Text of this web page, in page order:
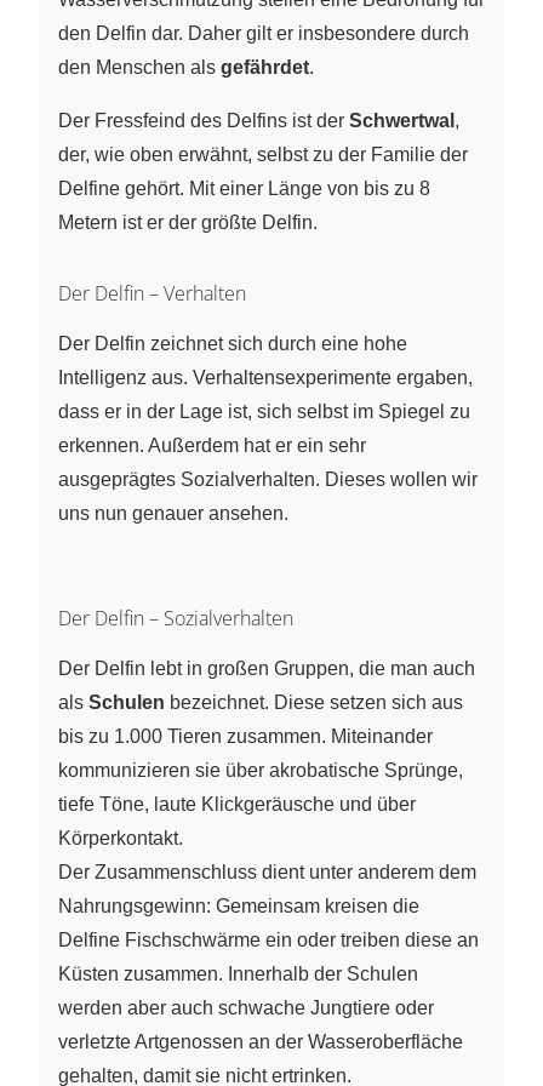
den Delfin dar. Daher gilt er insbesondere durch
den Menschen als gefährdet.
Der Fressfeind des Delfins ist der Schwertwal ,
der, wie oben erwähnt, selbst zu der Familie der
Delfine gehört. Mit einer Länge von bis zu 8
Metern ist er der größte Delfin.
Der Delfin – Verhalten
Der Delfin zeichnet sich durch eine hohe
Intelligenz aus. Verhaltensexperimente ergaben,
dass er in der Lage ist, sich selbst im Spiegel zu
erkennen. Außerdem hat er ein sehr
ausgeprägtes Sozialverhalten. Dieses wollen wir
uns nun genauer ansehen.
Der Delfin – Sozialverhalten
Der Delfin lebt in großen Gruppen, die man auch
als Schulen bezeichnet. Diese setzen sich aus
bis zu 1.000 Tieren zusammen. Miteinander
kommunizieren sie über akrobatische Sprünge,
tiefe Töne, laute Klickgeräusche und über
Körperkontakt.
Der Zusammenschluss dient unter anderem dem
Nahrungsgewinn: Gemeinsam kreisen die
Delfine Fischschwärme ein oder treiben diese an
Küsten zusammen. Innerhalb der Schulen
werden aber auch schwache Jungtiere oder
verletzte Artgenossen an der Wasseroberfläche
gehalten, damit sie nicht ertrinken.